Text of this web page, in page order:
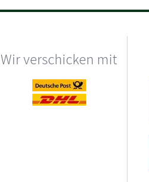
Wir verschicken mit